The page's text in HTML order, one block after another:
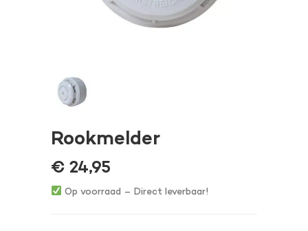
Rookmelder
€ 24,95
Op voorraad – Direct leverbaar!